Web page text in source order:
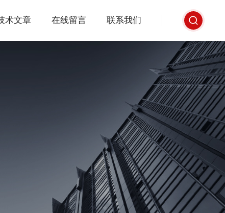
术文章 在线留言 联系我们